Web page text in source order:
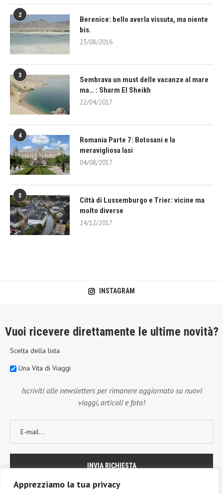
Apprezziamo la tua privacy
2
Berenice: bello averla vissuta, ma niente
bis.
23/08/2016
3
Sembrava un must delle vacanze al mare
ma… : Sharm El Sheikh
22/04/2017
4
Romania Parte 7: Botosani e la
meravigliosa Iasi
04/08/2017
5
Città di Lussemburgo e Trier: vicine ma
molto diverse
24/12/2017
INSTAGRAM
Vuoi ricevere direttamente le ultime novità?
Scelta della lista
Una Vita di Viaggi
Iscriviti alle newsletters per rimanere aggiornato su nuovi
viaggi, articoli e foto!